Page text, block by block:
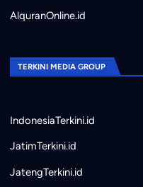
AlquranOnline.id
TERKINI MEDIA GROUP
IndonesiaTerkini.id
JatimTerkini.id
JatengTerkini.id